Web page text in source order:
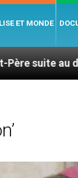
ET MONDE
du cardinal